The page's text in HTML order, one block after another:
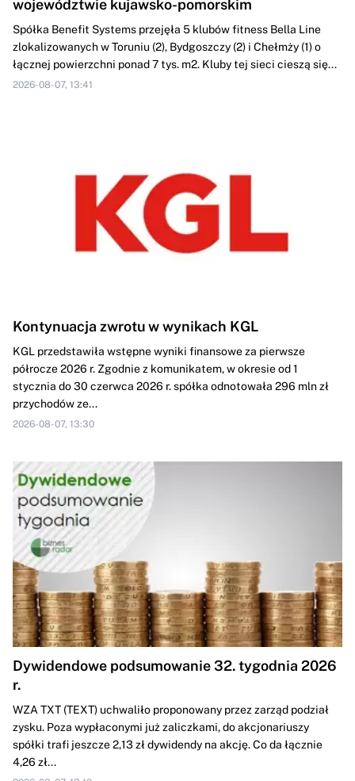
województwie kujawsko-pomorskim
Spółka Benefit Systems przejęła 5 klubów fitness Bella Line
zlokalizowanych w Toruniu (2), Bydgoszczy (2) i Chełmży (1) o
łącznej powierzchni ponad 7 tys. m2. Kluby tej sieci cieszą się...
2026-08-07, 13:41
Kontynuacja zwrotu w wynikach KGL
KGL przedstawiła wstępne wyniki finansowe za pierwsze
półrocze 2026 r. Zgodnie z komunikatem, w okresie od 1
stycznia do 30 czerwca 2026 r. spółka odnotowała 296 mln zł
przychodów ze...
2026-08-07, 13:30
Dywidendowe podsumowanie 32. tygodnia 2026
r.
WZA TXT (TEXT) uchwaliło proponowany przez zarząd podział
zysku. Poza wypłaconymi już zaliczkami, do akcjonariuszy
spółki trafi jeszcze 2,13 zł dywidendy na akcję. Co da łącznie
4,26 zł...